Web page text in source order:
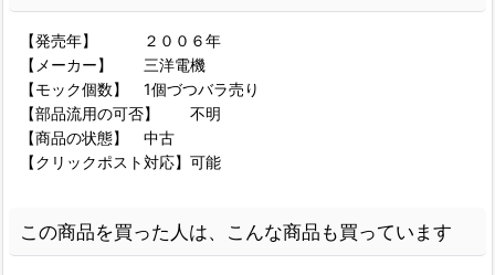
【発売年】 ２００６年
【メーカー】 三洋電機
【モック個数】 1個づつバラ売り
【部品流用の可否】 不明
【商品の状態】 中古
【クリックポスト対応】可能
この商品を買った人は、こんな商品も買っています